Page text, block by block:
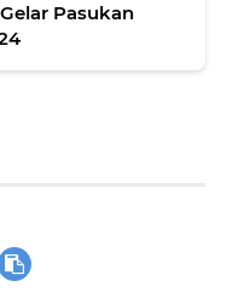
Pasukan